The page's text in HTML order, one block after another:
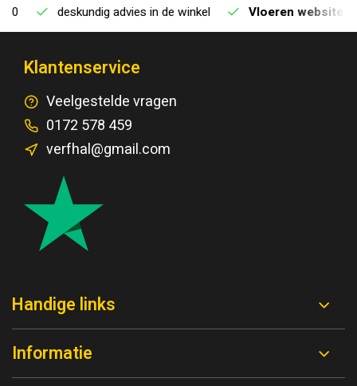
deskundig advies in de winkel Vloeren website
Klantenservice
Veelgestelde vragen
0172 578 459
verfhal@gmail.com
Handige links
Informatie